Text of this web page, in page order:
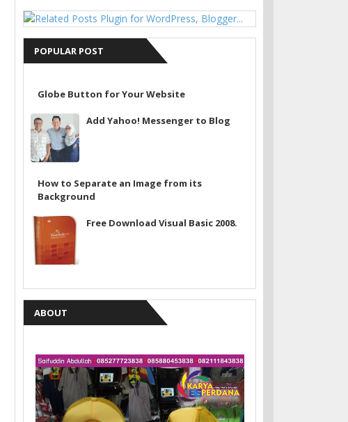
POPULAR POST
Globe Button for Your Website
Add Yahoo! Messenger to Blog
How to Separate an Image from its
Background
Free Download Visual Basic 2008.
ABOUT